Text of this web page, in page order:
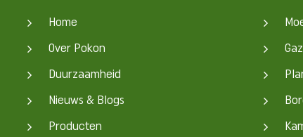
Home
Over Pokon
Duurzaamheid
Nieuws & Blogs
Producten